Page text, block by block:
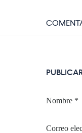
Nombre *
Correo